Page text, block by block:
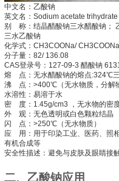
中文名：乙酸钠
英文名： Sodium acetate trihydrate
别
称： 结晶醋酸钠三水醋酸钠；
三水乙酸钠
化学式： CH3COONa/
分子量： 82/ 136.08
CAS登录号： 127-09-3 醋酸钠
熔
点：无水醋酸钠的熔点:324℃
沸
点： >400℃（无水物质，分解
水溶性：易溶于水
密
度： 1.45g/cm3 ，无水物的密
外
观：无色透明或白色颗粒结晶
闪
点： >250℃（无水物质）
应
用：用于印染工业、医药、照
有机合成等
安全性描述：避免与皮肤及眼睛接
二、乙酸钠应用